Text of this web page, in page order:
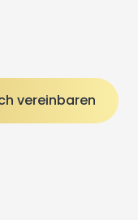
vereinbaren